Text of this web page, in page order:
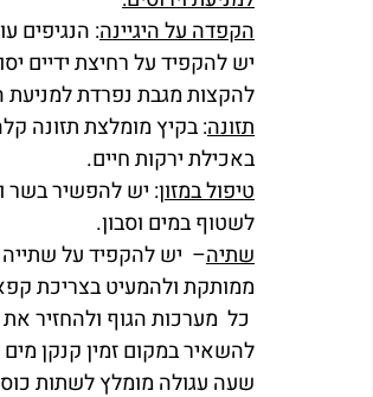
הקפדה על היגיינה: הנגיפים
יש להקפיד על רחיצת ידיים
להקצות מגבת נפרדת
תזונה: בקיץ מומלצת תזונה
באכילת ירקות חיים.
טיפול במזון: יש להפשיר בשר
לשטוף במים וסבון.
שתיה–  יש להקפיד על
ממותקת ולהמעיט בצריכת
כל  מערכות הגוף ולהחזיר
להשאיר במקום זמין קנקן